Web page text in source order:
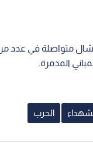
متواصلة في
المدمرة.
الحرب